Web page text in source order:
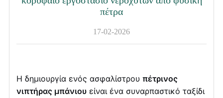
πέτρα
17-02-2026
Η δημιουργία ενός ασφαλίστρου πέτρινος
νιπτήρας μπάνιουείναι ένα συναρπαστικό ταξίδι